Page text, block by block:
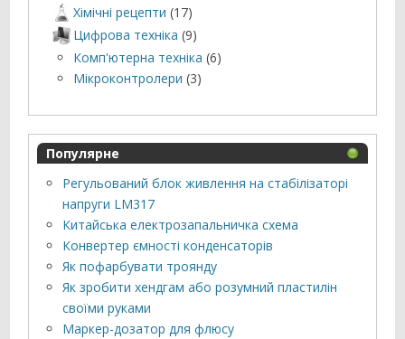
Хімічні рецепти (17)
Цифрова техніка (9)
Комп'ютерна техніка (6)
Мікроконтролери (3)
Популярне
Регульований блок живлення на стабілізаторі
напруги LM317
Китайська електрозапальничка схема
Конвертер ємності конденсаторів
Як пофарбувати троянду
Як зробити хендгам або розумний пластилін
своїми руками
Маркер-дозатор для флюсу